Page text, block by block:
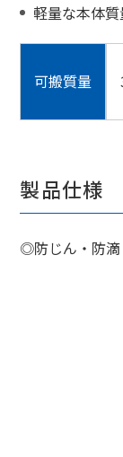
軽量な本体
可搬質量
製品仕様
◎防じん・防滴